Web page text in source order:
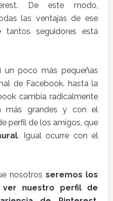
De este modo,
las ventajas de ese
seguidores está
un poco más pequeñas
de Facebook. hasta la
cambia radicalmente
más grandes y con el
perfil de los amigos, que
. Igual ocurre con el
nosotrosseremos los
ver nuestro perfil de